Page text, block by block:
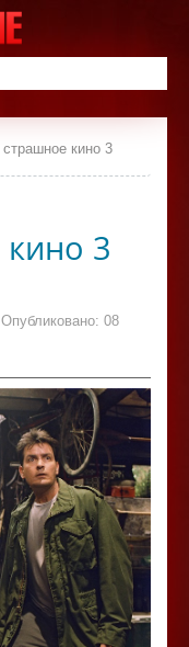
кино 3
3
Опубликовано: 08